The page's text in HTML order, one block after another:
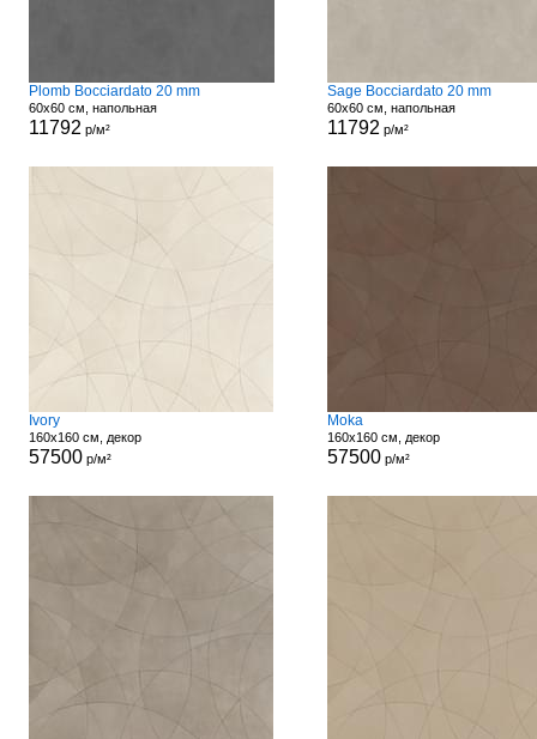
Plomb Bocciardato 20 mm
60x60 см, напольная
11792 р/м²
Sage Bocciardato 20 mm
60x60 см, напольная
11792 р/м²
Ivory
160x160 см, декор
57500 р/м²
Moka
160x160 см, декор
57500 р/м²